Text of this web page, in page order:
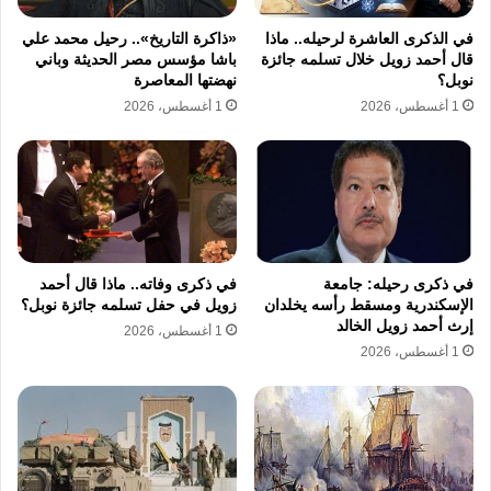
واضحة
تتابعت الإنجازات داخل مطار ألماظة بعد افتتاحه
حيث تحول إلى قاعدة جوية استراتيجية تابعة
للقوات الجوية واستقبل العديد من الشخصيات
الدولية البارزة في مراحل لاحقة ومن بين تلك
اللحظات التاريخية استقبال زكريا محيي الدين
لرائد الفضاء الروسي يوري جاجارين في 5 فبراير
1962 كحدث عالمي عكس مكانة مطار ألماظة في
استقبال الرحلات والوفود الدولية الهامة التي كانت
تزور القاهرة في تلك الحقبة السياسية المتقلبة
والمهمة
في الذكرى العاشرة لرحيله.. ماذا
قال أحمد زويل خلال تسلمه جائزة
نوبل؟
1 أغسطس، 2026
«ذاكرة التاريخ».. رحيل محمد علي
باشا مؤسس مصر الحديثة وباني
نهضتها المعاصرة
1 أغسطس، 2026
في ذكرى رحيله: جامعة
الإسكندرية ومسقط رأسه يخلدان
إرث أحمد زويل الخالد
1 أغسطس، 2026
في ذكرى وفاته.. ماذا قال أحمد
زويل في حفل تسلمه جائزة نوبل؟
1 أغسطس، 2026